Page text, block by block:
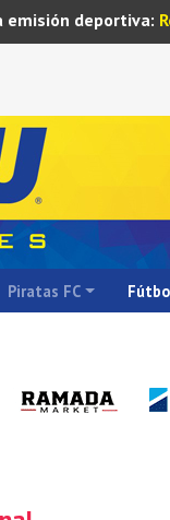
emisión deportiva:
Piratas FC